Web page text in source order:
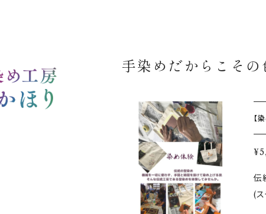
手染めだからこその
【
伝
(